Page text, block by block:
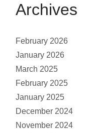
Archives
February 2026
January 2026
March 2025
February 2025
January 2025
December 2024
November 2024